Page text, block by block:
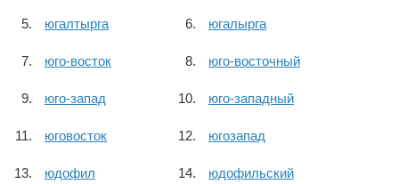
югалтырга югалырга
юго-восток юго-восточный
юго-запад юго-западный
юговосток югозапад
юдофил юдофильский